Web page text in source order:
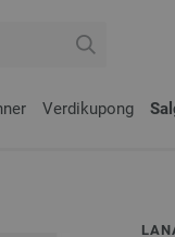
Verdikupong